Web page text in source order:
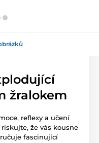
žralokem
reflexy a učení
že vás kousne
fascinující